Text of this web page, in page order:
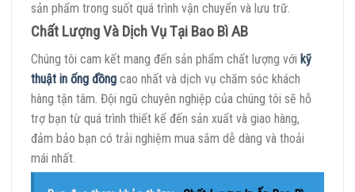
sản phẩm trong suốt quá trình vận chuyển và lưu trữ.
Chất Lượng Và Dịch Vụ Tại Bao Bì AB
Chúng tôi cam kết mang đến sản phẩm chất lượng với kỹ
thuật in ống đồng cao nhất và dịch vụ chăm sóc khách
hàng tận tâm. Đội ngũ chuyên nghiệp của chúng tôi sẽ hỗ
trợ bạn từ quá trình thiết kế đến sản xuất và giao hàng,
đảm bảo bạn có trải nghiệm mua sắm dễ dàng và thoải
mái nhất.